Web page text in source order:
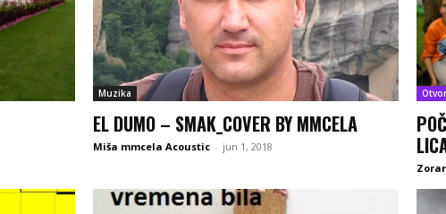
Muzika
EL DUMO – SMAK_COVER BY MMCELA
Miša mmcela Acoustic - jun 1, 2018